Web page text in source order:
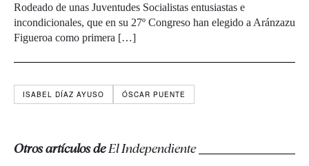
Rodeado de unas Juventudes Socialistas entusiastas e
incondicionales, que en su 27º Congreso han elegido a Aránzazu
Figueroa como primera […]
ISABEL DÍAZ AYUSO ÓSCAR PUENTE
Otros artículos deEl Independiente